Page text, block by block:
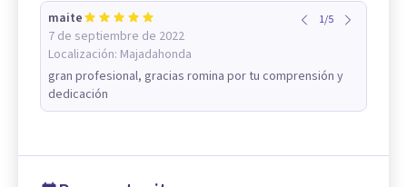
maite
7 de septiembre de 2022
Localización: Majadahonda
1/5
gran profesional, gracias romina por tu comprensión y
dedicación